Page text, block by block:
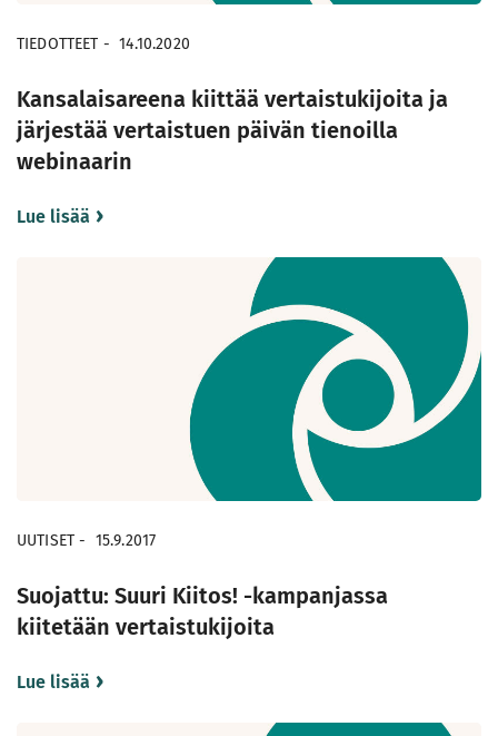
TIEDOTTEET - 14.10.2020
Kansalaisareena kiittää vertaistukijoita ja
järjestää vertaistuen päivän tienoilla
webinaarin
Lue lisää
UUTISET - 15.9.2017
Suojattu: Suuri Kiitos! -kampanjassa
kiitetään vertaistukijoita
Lue lisää